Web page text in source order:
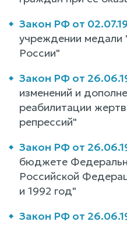
Закон РФ от
учреждении медали
России"
Закон РФ от
изменений и
реабилитации
репрессий"
Закон РФ от
бюджете
Российской
и 1992 год"
Закон РФ от